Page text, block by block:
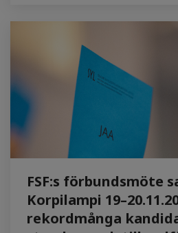
FSF:s förbundsmöte
Korpilampi
rekordmånga